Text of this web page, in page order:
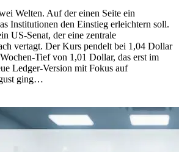
Welten. Auf der einen Seite ein
Institutionen den Einstieg erleichtern soll.
US-Senat, der eine zentrale
vertagt. Der Kurs pendelt bei 1,04 Dollar
Tief von 1,01 Dollar, das erst im
Ledger-Version mit Fokus auf
ging…